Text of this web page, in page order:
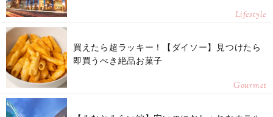
Lifestyle
買えたら超ラッキー！【ダイソー】見つけたら
即買うべき絶品お菓子
Gourmet